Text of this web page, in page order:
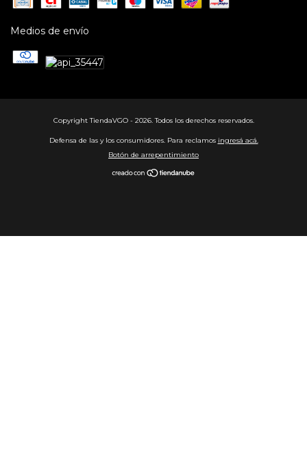
Medios de envío
Copyright TiendaVGO - 2026. Todos los derechos reservados.
Defensa de las y los consumidores. Para reclamos ingresá acá.
Botón de arrepentimiento